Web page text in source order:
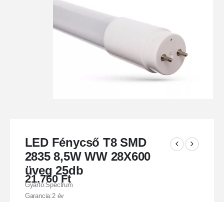
LED Fénycső T8 SMD
2835 8,5W WW 28X600
üveg 25db
21.760Ft
Gyártó:Spectrum
Garancia:2 év